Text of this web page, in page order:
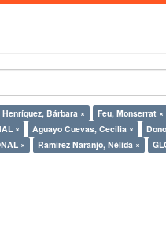
Henríquez, Bárbara × Feu, Monserrat ×
× Aguayo Cuevas, Cecilia ×
×
Ramírez Naranjo, Nélida ×